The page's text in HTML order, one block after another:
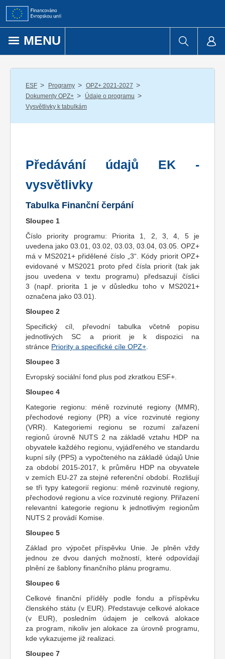
Přejít k obsahu
MENU
ESF / Programy / OPZ+ 2021-2027 /
Dokumenty OPZ+ / Údaje o programu /
Vysvětlivky k tabulkám
Předávání údajů EK -
vysvětlivky
Tabulka Finanční čerpání
Sloupec 1
Číslo priority programu: Priorita 1, 2, 3, 4, 5 je
uvedena jako 03.01, 03.02, 03.03, 03.04, 03.05. OPZ+
má v MS2021+ přidělené číslo „3“. Kódy priorit OPZ+
evidované v MS2021 proto před čísla priorit (tak jak
jsou uvedena v textu programu) předsazují číslici
3 (např. priorita 1 je v důsledku toho v MS2021+
označena jako 03.01).
Sloupec 2
Specifický cíl, převodní tabulka včetně popisu
jednotlivých SC a priorit je k dispozici na
stránce Priority a specifické cíle OPZ+
Sloupec 3
Evropský sociální fond plus pod zkratkou ESF+.
Sloupec 4
Kategorie regionu: méně rozvinuté regiony (MMR),
přechodové regiony (PR) a více rozvinuté regiony
(VRR). Kategoriemi regionu se rozumí zařazení
regionů úrovně NUTS 2 na základě vztahu HDP na
obyvatele každého regionu, vyjádřeného ve standardu
kupní síly (PPS) a vypočteného na základě údajů Unie
za období 2015-2017, k průměru HDP na obyvatele
v zemích EU-27 za stejné referenční období. Rozlišují
se tři typy kategorií regionu: méně rozvinuté regiony,
přechodové regionu a více rozvinuté regiony. Přiřazení
relevantní kategorie regionu k jednotlivým regionům
NUTS 2 provádí Komise.
Sloupec 5
Základ pro výpočet příspěvku Unie. Je plněn vždy
jednou ze dvou daných možností, které odpovídají
plnění ze šablony finančního plánu programu.
Sloupec 6
Celkové finanční příděly podle fondu a příspěvku
členského státu (v EUR). Představuje celkové alokace
(v EUR), posledním údajem je celková alokace
za program, nikoliv jen alokace za úrovně programu,
kde vykazujeme již realizaci.
Sloupec 7